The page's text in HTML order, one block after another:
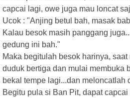
capcai lagi, owe juga mau loncat
Ucok : "Anjing betul bah, masak
Kalau besok masih panggang
gedung ini bah."
Maka begitulah besok harinya,
duduk bertiga dan mulai membuka
bekal tempe lagi...dan meloncatlah
Begitu pula si Ban Pit, dapat